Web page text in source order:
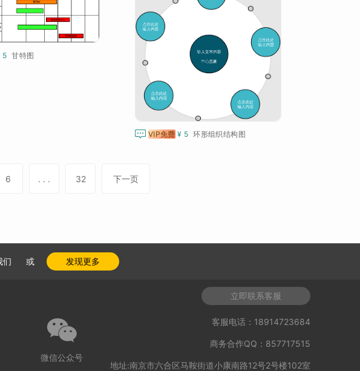
5 甘特图
 VIP免费 ¥ 5 环形组织结构图
6 . . . 32 下一页
们 或 发现更多

微信公众号
立即联系客服
客服电话：18914723684
商务合作QQ：857717515
地址:南京市六合区马鞍街道小康南路12号2号楼102室